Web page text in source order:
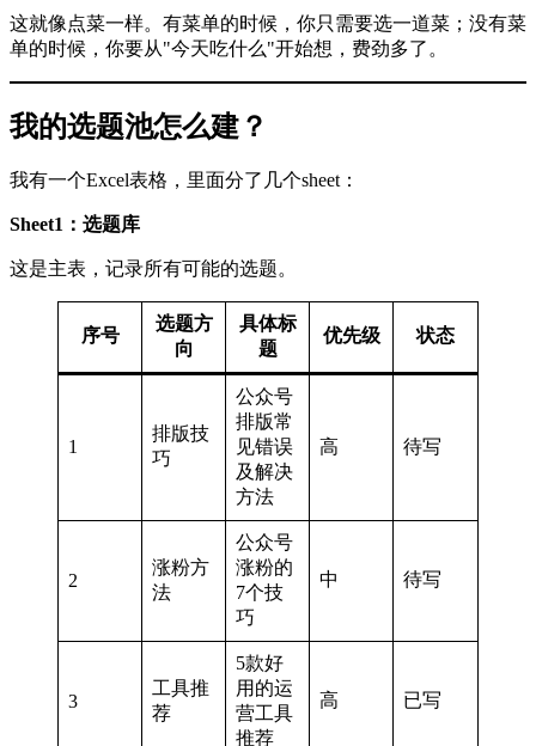
这就像点菜一样。有菜单的时候，你只需要选一道菜；没有菜
单的时候，你要从"今天吃什么"开始想，费劲多了。
我的选题池怎么建？
我有一个Excel表格，里面分了几个sheet：
Sheet1：选题库
这是主表，记录所有可能的选题。
序号
选题方
向
具体标
题
优先级 状态
1
排版技
巧
公众号
排版常
见错误
及解决
方法
高 待写
2
涨粉方
法
公众号
涨粉的
7个技
巧
中 待写
3
工具推
荐
5款好
用的运
营工具
推荐
高 已写